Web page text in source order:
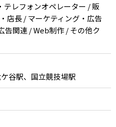
テレフォンオペレーター / 販
店長 / マーケティング・広告
告関連 / Web制作 / その他ク
駅】 千駄ケ谷駅、国立競技場駅